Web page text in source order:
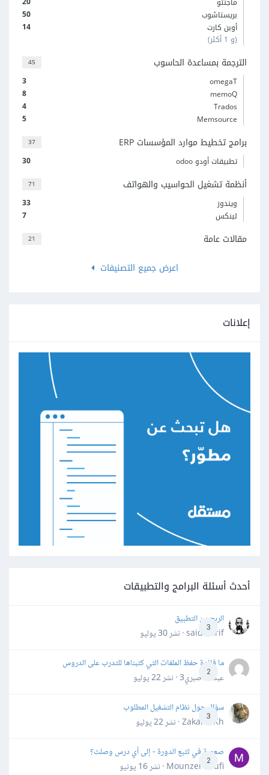
50
بريستاشوب
14
أوبن كارت
(و 1 أكثر)
45 الترجمة بمساعدة الحاسوب
3
omegaT
8
memoQ
4
Trados
5
Memsource
37 برامج تخطيط موارد المؤسسات ERP
30 تطبيقات أودو odoo
71 أنظمة تشغيل الحواسيب والهواتف
33
ويندوز
7
لينكس
21
مقالات عامة
اعرض جميع التصنيفات
إعلانات
أحدث أسئلة البرامج والتطبيقات
3
الربح من التطبيق
said darif · نشر
30 يوليو
2
ما فائدة حفظ الملفات التي كتبناها للتدرب على الدروس
عبدالله صبري3 · نشر
22 يوليو
3
سؤال حول نظام التشغيل المطلوب
Zakaria Kh · نشر
22 يوليو
2
صعوبة في تتبع الدورة - إلى أي درس وصلت؟
Mounzer Soufi · نشر
16 يونيو